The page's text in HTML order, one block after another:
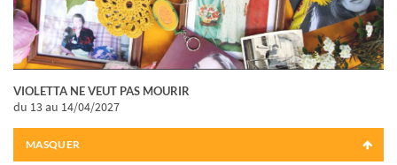
VIOLETTA NE VEUT PAS MOURIR
du 13au 14/04/2027
MASQUER